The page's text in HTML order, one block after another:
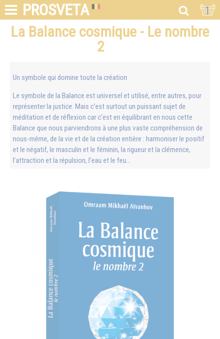
PROSVETA 1
La Balance cosmique - Le nombre
2
Un symbole qui domine toute la création
Le symbole de la Balance est universel et utilisé, entre autres, pour
représenter la justice. Mais c’est surtout un puissant sujet de
méditation et de réflexion car c’est en équilibrant en nous cette
Balance que nous parviendrons à une plus vaste compréhension de
nous-même, de la vie et de la création entière : harmoniser le positif
et le négatif, le masculin et le féminin, la rigueur et la clémence,
l’attraction et la répulsion, l’eau et le feu...